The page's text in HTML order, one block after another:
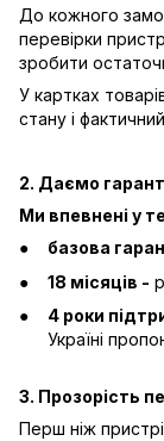
До кожного
перевірки
зробити
У картках
стану і
2. Даємо
Ми впевнені у
базова
18 місяців -
4 роки
Україні
3. Прозорість
Перш ніж